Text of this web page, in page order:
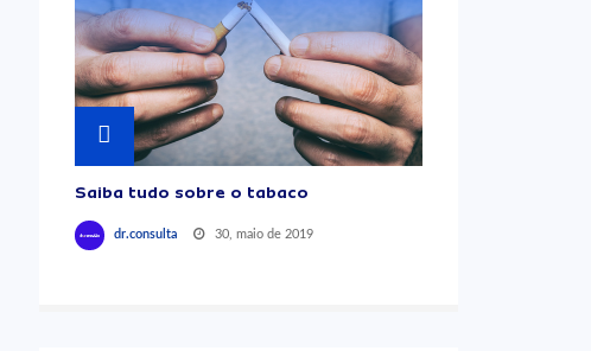
Saiba tudo sobre o tabaco
dr.consulta 30, maio de 2019